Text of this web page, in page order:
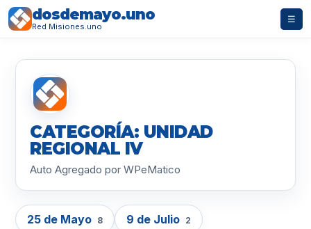
dosdemayo.uno
Red Misiones.uno
☰
CATEGORÍA: UNIDAD
REGIONAL IV
Auto Agregado por WPeMatico
25 de Mayo 8 9 de Julio 2